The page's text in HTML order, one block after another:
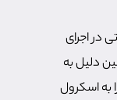
در اجرای
دلیل به
به اسکرول